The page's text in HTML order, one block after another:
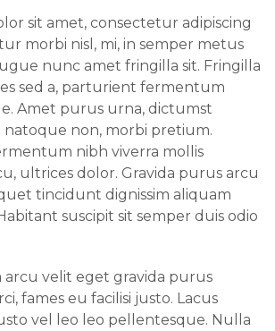
sit amet, consectetur adipiscing
morbi nisl, mi, in semper metus
nunc amet fringilla sit. Fringilla
sed a, parturient fermentum
Amet purus urna, dictumst
non, morbi pretium.
nibh viverra mollis
ultrices dolor. Gravida purus arcu
tincidunt dignissim aliquam
suscipit sit semper duis odio
arcu velit eget gravida purus
fames eu facilisi justo. Lacus
vel leo leo pellentesque. Nulla